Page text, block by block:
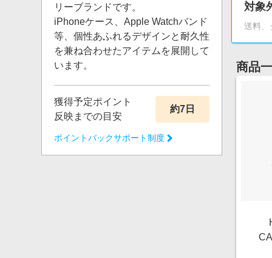
リーブランドです。
iPhoneケース、Apple Watchバンド
等、個性あふれるデザインと耐久性
を兼ね合わせたアイテムを展開して
います。
獲得予定ポイント
反映までの目安
約7日
ポイントバックサポート制度
対象
送料、
商品